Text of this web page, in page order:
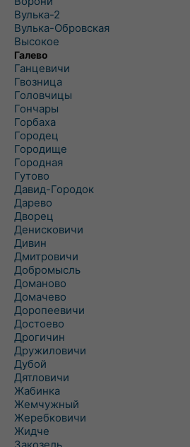
Вулька-2
Вулька-Обровская
Высокое
Галево
Ганцевичи
Гвозница
Головчицы
Гончары
Горбаха
Городец
Городище
Городная
Гутово
Давид-Городок
Дарево
Дворец
Денисковичи
Дивин
Дмитровичи
Добромысль
Доманово
Домачево
Доропеевичи
Достоево
Дрогичин
Дружиловичи
Дубой
Дятловичи
Жабинка
Жемчужный
Жеребковичи
Жидче